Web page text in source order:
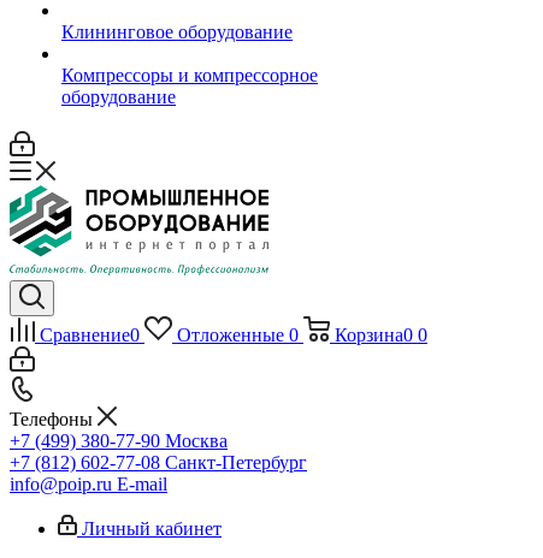
Клининговое оборудование
Компрессоры и компрессорное
оборудование
Сравнение0 Отложенные 0 Корзина0 0
Телефоны
+7 (499) 380-77-90 Москва
+7 (812) 602-77-08 Санкт-Петербург
info@poip.ru E-mail
Личный кабинет